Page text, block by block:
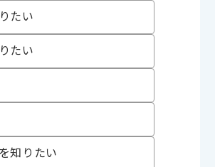
たい
たい
知りたい